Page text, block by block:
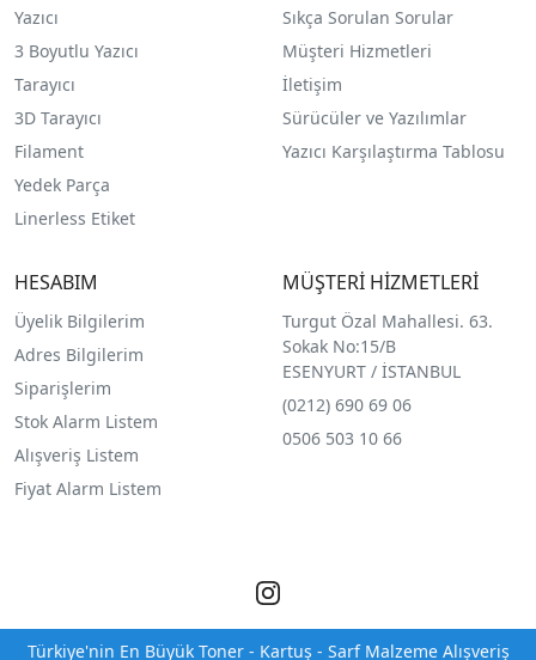
Yazıcı
3 Boyutlu Yazıcı
Tarayıcı
3D Tarayıcı
Filament
Yedek Parça
Linerless Etiket
Sıkça Sorulan Sorular
Müşteri Hizmetleri
İletişim
Sürücüler ve Yazılımlar
Yazıcı Karşılaştırma Tablosu
HESABIM
Üyelik Bilgilerim
Adres Bilgilerim
Siparişlerim
Stok Alarm Listem
Alışveriş Listem
Fiyat Alarm Listem
MÜŞTERİ HİZMETLERİ
Turgut Özal Mahallesi. 63.
Sokak No:15/B
ESENYURT / İSTANBUL
(0212) 690 69 06
0506 503 10 66
Türkiye'nin En Büyük Toner - Kartuş - Sarf Malzeme Alışveriş